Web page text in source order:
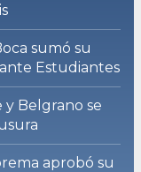
sumó su
Estudiantes
y Belgrano se
aprobó su